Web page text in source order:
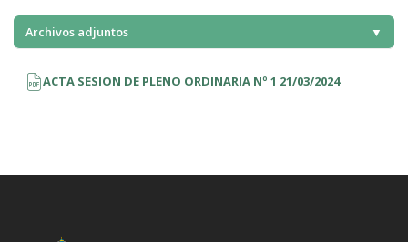
Archivos adjuntos ▼
ACTA SESION DE PLENO ORDINARIA Nº 1 21/03/2024